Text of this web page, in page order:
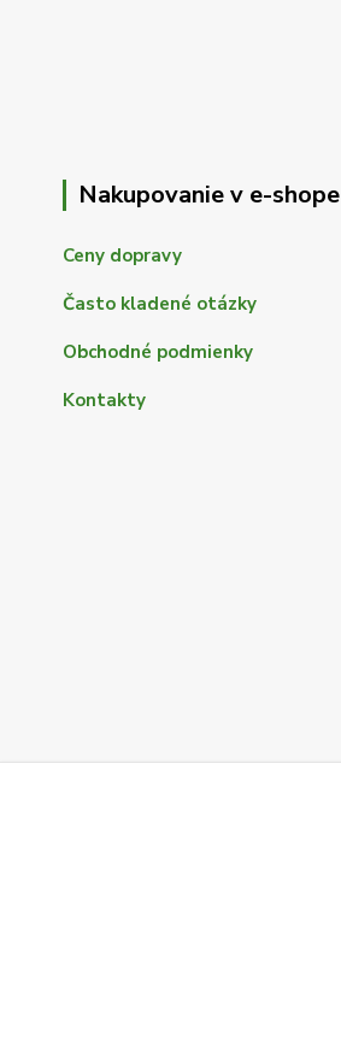
Nakupovanie v e-shope
Ceny dopravy
Často kladené otázky
Obchodné podmienky
Kontakty